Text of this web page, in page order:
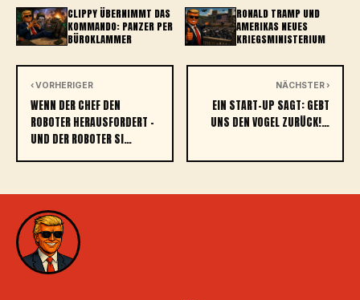
CLIPPY ÜBERNIMMT DAS
KOMMANDO: PANZER PER
BÜROKLAMMER
RONALD TRAMP UND
AMERIKAS NEUES
KRIEGSMINISTERIUM
‹ VORHERIGER
WENN DER CHEF DEN
ROBOTER HERAUSFORDERT –
UND DER ROBOTER SI…
NÄCHSTER ›
EIN START-UP SAGT: GEBT
UNS DEN VOGEL ZURÜCK!…